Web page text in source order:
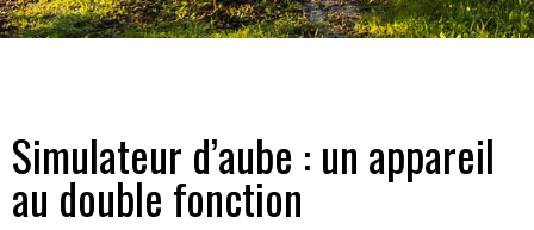
Simulateur d’aube : un appareil
au double fonction